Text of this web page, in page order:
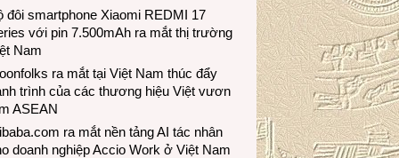
đôi smartphone Xiaomi REDMI 17
với pin 7.500mAh ra mắt thị trường
Nam
ra mắt tại Việt Nam thúc đẩy
trình của các thương hiệu Việt vươn
ASEAN
ra mắt nền tảng AI tác nhân
doanh nghiệp Accio Work ở Việt Nam